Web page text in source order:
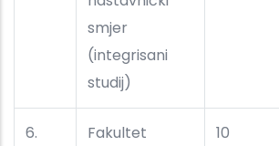
smjer
(integrisani
studij)
6.
Fakultet
10